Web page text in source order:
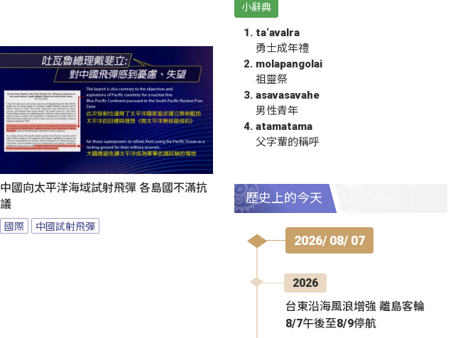
中國向太平洋海域試射飛彈 各島國不滿抗
議
國際 中國試射飛彈
小辭典
ta‘avalra
勇士成年禮
molapangolai
祖靈祭
asavasavahe
男性青年
atamatama
父字輩的稱呼
歷史上的今天
2026/ 08/ 07
2026
台東沿海風浪增強 離島客輪
8/7午後至8/9停航